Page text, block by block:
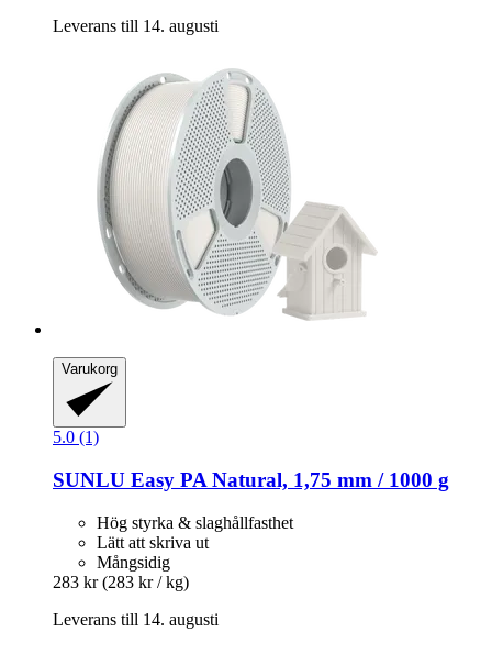
Leverans till 14. augusti
Varukorg
5.0 (1)
SUNLU Easy PA Natural, 1,75 mm / 1000 g
Hög styrka & slaghållfasthet
Lätt att skriva ut
Mångsidig
283 kr (283 kr / kg)
Leverans till 14. augusti